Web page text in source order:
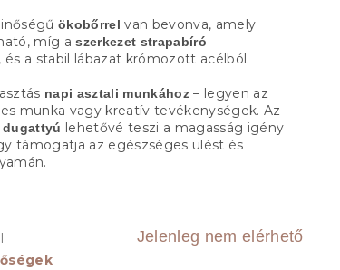
Jelenleg nem elérhető
ökobőrrel van bevonva, amely
míg aszerkezet strapabíró
és a stabil lábazat krómozott acélból.
napi asztali munkához – legyen az
munka vagy kreatív tevékenységek. Az
lehetővé teszi a magasság igény
támogatja az egészséges ülést és